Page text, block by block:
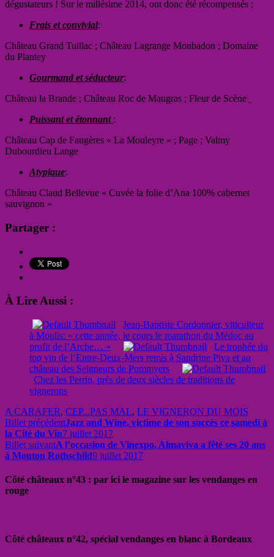
dégustateurs ! Sur le millésime 2014, ont donc été récompensés :
Frais et convivial:
Château Grand Tuillac ; Château Lagrange Monbadon ; Domaine
du Plantey
Gourmand et séducteur:
Château la Brande ; Château Roc de Maugras ; Fleur de Scène
Puissant et étonnant :
Château Cap de Faugères « La Mouleyre » ; Page ; Valmy
Dubourdieu Lange
Atypique:
Château Claud Bellevue « Cuvée la folie d’Ana 100% cabernet
sauvignon »
Partager :
À Lire Aussi :
Jean-Baptiste Cordonnier, viticulteur
à Moulis: « cette année, je cours le marathon du Médoc au
profit de l’Arche… »
Le trophée du
top vin de l’Entre-Deux-Mers remis à Sandrine Piva et au
château des Seigneurs de Pommyers
Chez les Perrin, près de deux siècles de traditions de
vignerons
A CARAFER, CEP...PAS MAL, LE VIGNERON DU MOIS
Billet précédentJazz and Wine, victime de son succès ce samedi à
la Cité du Vin7 juillet 2017
Billet suivantA l’occasion de Vinexpo, Almaviva a fêté ses 20 ans
à Mouton Rothschild9 juillet 2017
Côté châteaux n°43 : par ici le magazine sur les vendanges en
rouge
Côté châteaux n°42, spécial vendanges en blanc à Bordeaux